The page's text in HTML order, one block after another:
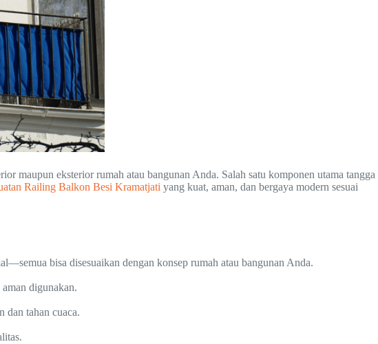
maupun eksterior rumah atau bangunan Anda. Salah satu komponen utama tangga
Railing Balkon Besi Kramatjati yang kuat, aman, dan bergaya modern sesuai
bisa disesuaikan dengan konsep rumah atau bangunan Anda.
digunakan.
dan tahan cuaca.